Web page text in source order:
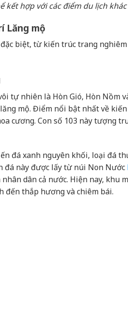
hợp với các điểm du lịch khác
Lăng mộ
biệt, từ kiến trúc trang
tự nhiên là Hòn Gió, Hòn Nồm
mộ. Điểm nổi bật nhất về
cương. Con số 103 này tượng
đá xanh nguyên khối, loại đá
đá này được lấy từ núi Non Nước
dân cả nước. Hiện nay, khu
đến thắp hương và chiêm bái.